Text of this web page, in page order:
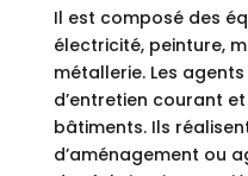
Il est composé des
électricité, peinture,
métallerie. Les
d’entretien courant
bâtiments. Ils
d’aménagement ou